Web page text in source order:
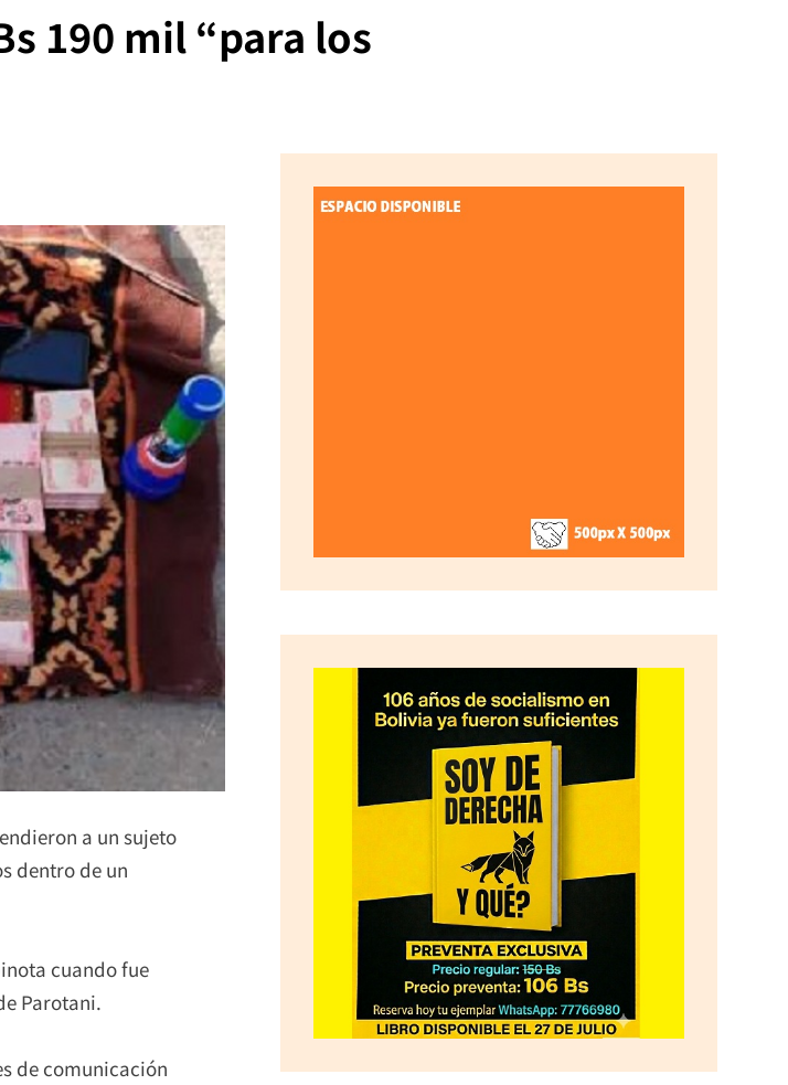
190 mil “para los
a un sujeto
dentro de un
cuando fue
Parotani.
de comunicación